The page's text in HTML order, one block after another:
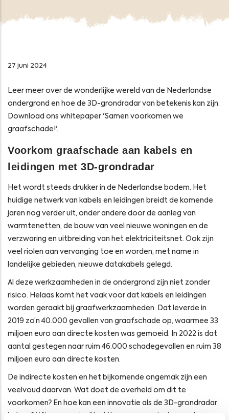
27 juni 2024
Leer meer over de wonderlijke wereld van de Nederlandse
ondergrond en hoe de 3D-grondradar van betekenis kan zijn.
Download ons whitepaper 'Samen voorkomen we
graafschade!'.
Voorkom graafschade aan kabels en
leidingen met 3D-grondradar
Het wordt steeds drukker in de Nederlandse bodem. Het
huidige netwerk van kabels en leidingen breidt de komende
jaren nog verder uit, onder andere door de aanleg van
warmtenetten, de bouw van veel nieuwe woningen en de
verzwaring en uitbreiding van het elektriciteitsnet. Ook zijn
veel riolen aan vervanging toe en worden, met name in
landelijke gebieden, nieuwe datakabels gelegd.
Al deze werkzaamheden in de ondergrond zijn niet zonder
risico. Helaas komt het vaak voor dat kabels en leidingen
worden geraakt bij graafwerkzaamheden. Dat leverde in
2019 zo’n 40.000 gevallen van graafschade op, waarmee 33
miljoen euro aan directe kosten was gemoeid. In 2022 is dat
aantal gestegen naar ruim 46.000 schadegevallen en ruim 38
miljoen euro aan directe kosten.
De indirecte kosten en het bijkomende ongemak zijn een
veelvoud daarvan. Wat doet de overheid om dit te
voorkomen? En hoe kan een innovatie als de 3D-grondradar
helpen? Wij nemen u in dit whitepaper mee in de wondere